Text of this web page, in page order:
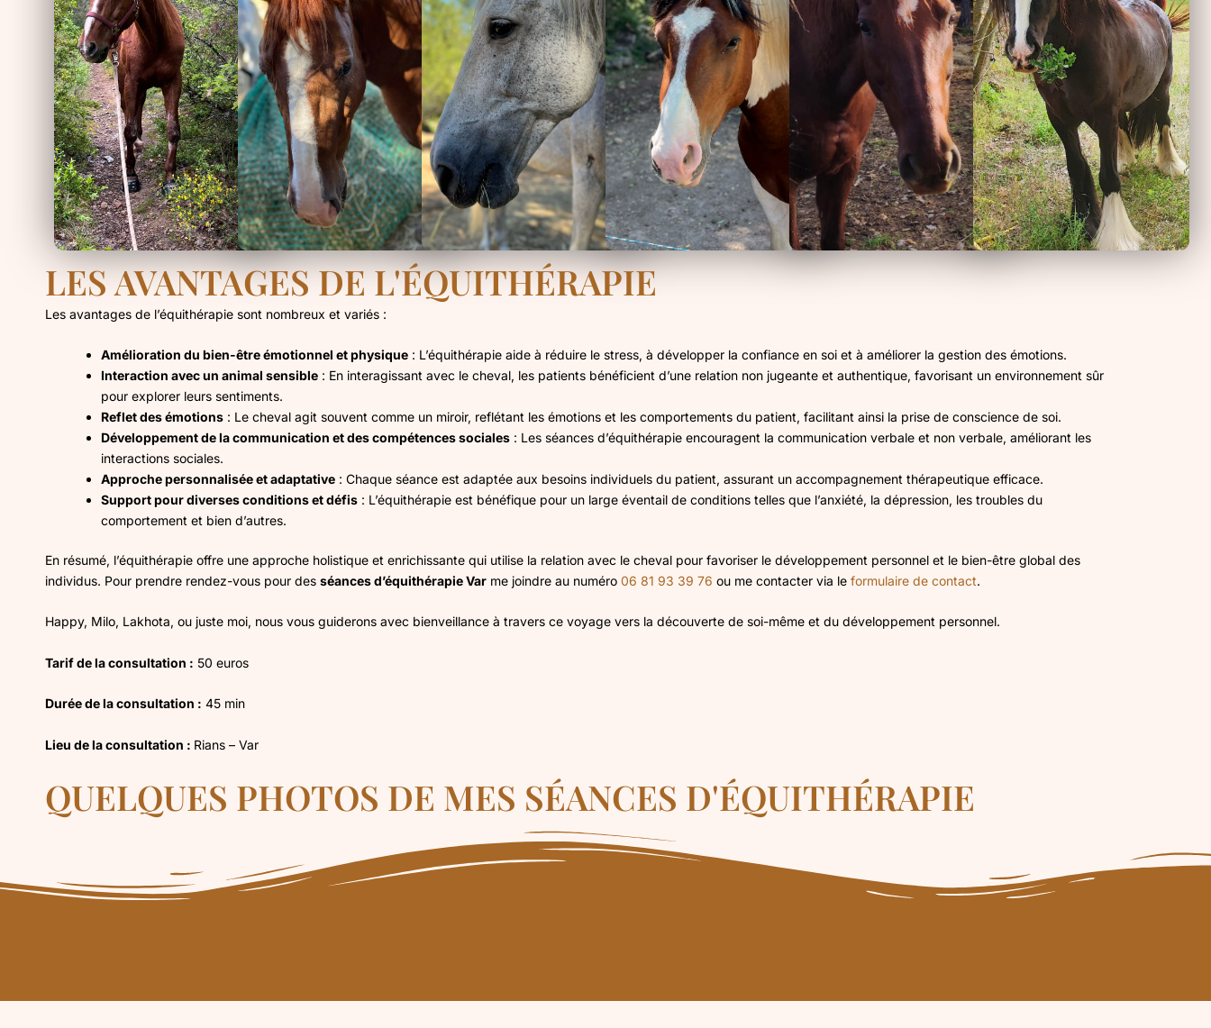
LES AVANTAGES DE L'ÉQUITHÉRAPIE
Les avantages de l’équithérapie sont nombreux et variés :
Amélioration du bien-être émotionnel et physique : L’équithérapie aide à réduire le stress, à développer la confiance en soi et à améliorer la gestion des émotions.
Interaction avec un animal sensible : En interagissant avec le cheval, les patients bénéficient d’une relation non jugeante et authentique, favorisant un environnement sûr
pour explorer leurs sentiments.
Reflet des émotions : Le cheval agit souvent comme un miroir, reflétant les émotions et les comportements du patient, facilitant ainsi la prise de conscience de soi.
Développement de la communication et des compétences sociales : Les séances d’équithérapie encouragent la communication verbale et non verbale, améliorant les
interactions sociales.
Approche personnalisée et adaptative : Chaque séance est adaptée aux besoins individuels du patient, assurant un accompagnement thérapeutique efficace.
Support pour diverses conditions et défis : L’équithérapie est bénéfique pour un large éventail de conditions telles que l’anxiété, la dépression, les troubles du
comportement et bien d’autres.
En résumé, l’équithérapie offre une approche holistique et enrichissante qui utilise la relation avec le cheval pour favoriser le développement personnel et le bien-être global des
individus. Pour prendre rendez-vous pour des séances d’équithérapie Var me joindre au numéro 06 81 93 39 76 ou me contacter via le formulaire de contact.
Happy, Milo, Lakhota, ou juste moi, nous vous guiderons avec bienveillance à travers ce voyage vers la découverte de soi-même et du développement personnel.
Tarif de la consultation : 50 euros
Durée de la consultation : 45 min
Lieu de la consultation : Rians – Var
QUELQUES PHOTOS DE MES SÉANCES D'ÉQUITHÉRAPIE